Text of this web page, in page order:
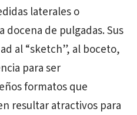
laterales o
docena de pulgadas. Sus
al “sketch”, al boceto,
para ser
formatos que
resultar atractivos para